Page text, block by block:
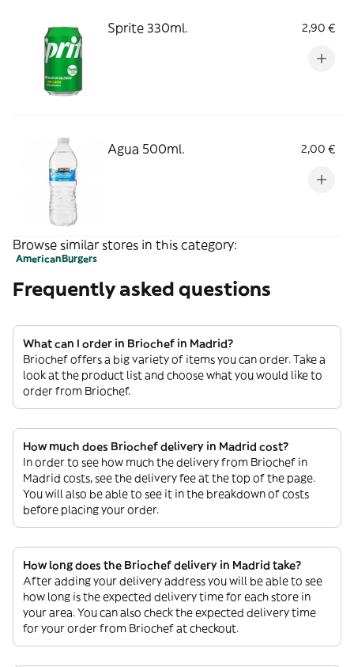
Sprite 330ml. 2,90 €
Agua 500ml. 2,00 €
Browse similar stores in this category:
AmericanBurgers
Frequently asked questions
What can I order in Briochef in Madrid?
Briochef offers a big variety of items you can order. Take a
look at the product list and choose what you would like to
order from Briochef.
How much does Briochef delivery in Madrid cost?
In order to see how much the delivery from Briochef in
Madrid costs, see the delivery fee at the top of the page.
You will also be able to see it in the breakdown of costs
before placing your order.
How long does the Briochef delivery in Madrid take?
After adding your delivery address you will be able to see
how long is the expected delivery time for each store in
your area. You can also check the expected delivery time
for your order from Briochef at checkout.